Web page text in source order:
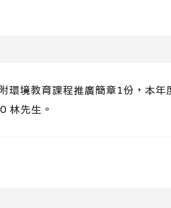
環境教育課程推廣簡章1份，本年
林先生。